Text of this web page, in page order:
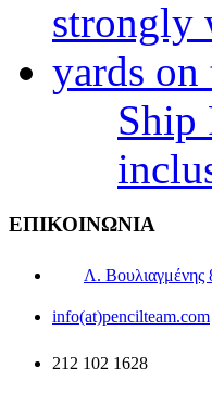
Ship
ΕΠΙΚΟΙΝΩΝΙΑ
Λ.
info(at)pencilteam.com
212 102 1628